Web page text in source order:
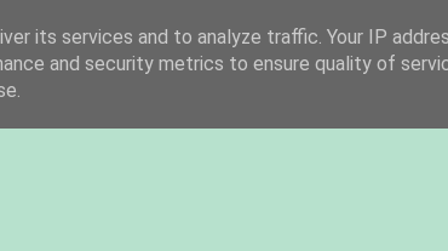
its services and to analyze traffic. Your IP
and security metrics to ensure quality of